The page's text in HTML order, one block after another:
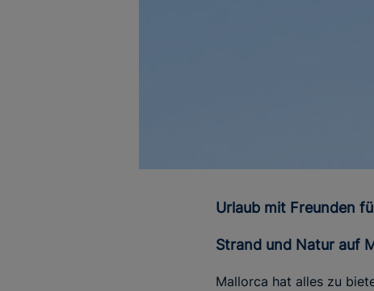
Urlaub mit Freunden
Strand und Natur auf
Mallorca hat alles zu